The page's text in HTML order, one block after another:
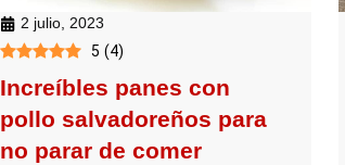
2 julio, 2023
5 (4)
Increíbles panes con
pollo salvadoreños para
no parar de comer